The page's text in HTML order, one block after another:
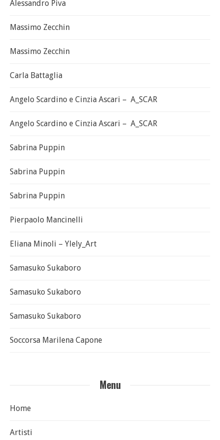
Alessandro Piva
Massimo Zecchin
Massimo Zecchin
Carla Battaglia
Angelo Scardino e Cinzia Ascari – A_SCAR
Angelo Scardino e Cinzia Ascari – A_SCAR
Sabrina Puppin
Sabrina Puppin
Sabrina Puppin
Pierpaolo Mancinelli
Eliana Minoli – Ylely_Art
Samasuko Sukaboro
Samasuko Sukaboro
Samasuko Sukaboro
Soccorsa Marilena Capone
Menu
Home
Artisti